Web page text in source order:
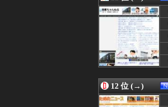
08/06 14:00
08/06 14:00
08/06 13:55
08/06 13:41
08/06 13:40
08/06 13:38
08/06 13:33
08/06 13:31
08/06 13:28
08/06 13:26
08/06 13:15
12 位 (→)